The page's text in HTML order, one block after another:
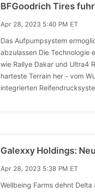
BFGoodrich Tires
Apr 28, 2023 5:40 PM ET
Das Aufpumpsystem
abzulassen Die Technologie
wie Rallye Dakar und Ultra4
harteste Terrain her - vom
integrierten
Galexxy Holdings:
Apr 28, 2023 5:38 PM ET
Wellbeing Farms dehnt